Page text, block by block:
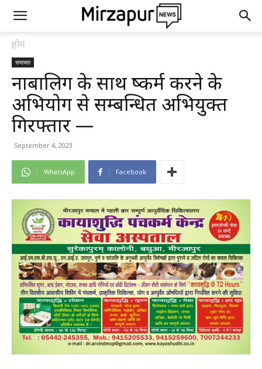
होम
समाचार
नाबालिग के साथ दुष्कर्म करने के
अभियोग से सम्बन्धित अभियुक्त
गिरफ्तार —
September 4, 2023
WhatsApp Facebook